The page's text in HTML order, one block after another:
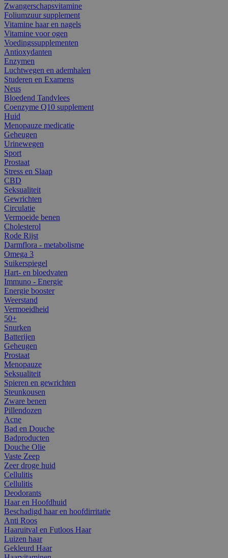
Zwangerschapsvitamine
Foliumzuur supplement
Vitamine haar en nagels
Vitamine voor ogen
Voedingssupplementen
Antioxydanten
Enzymen
Luchtwegen en ademhalen
Studeren en Examens
Neus
Bloedend Tandvlees
Coenzyme Q10 supplement
Huid
Menopauze medicatie
Geheugen
Urinewegen
Sport
Prostaat
Stress en Slaap
CBD
Seksualiteit
Gewrichten
Circulatie
Vermoeide benen
Cholesterol
Rode Rijst
Darmflora - metabolisme
Omega 3
Suikerspiegel
Hart- en bloedvaten
Immuno - Energie
Energie booster
Weerstand
Vermoeidheid
50+
Snurken
Batterijen
Geheugen
Prostaat
Menopauze
Seksualiteit
Spieren en gewrichten
Steunkousen
Zware benen
Pillendozen
Acne
Bad en Douche
Badproducten
Douche Olie
Vaste Zeep
Zeer droge huid
Cellulitis
Cellulitis
Deodorants
Haar en Hoofdhuid
Beschadigd haar en hoofdirritatie
Anti Roos
Haaruitval en Futloos Haar
Luizen haar
Gekleurd Haar